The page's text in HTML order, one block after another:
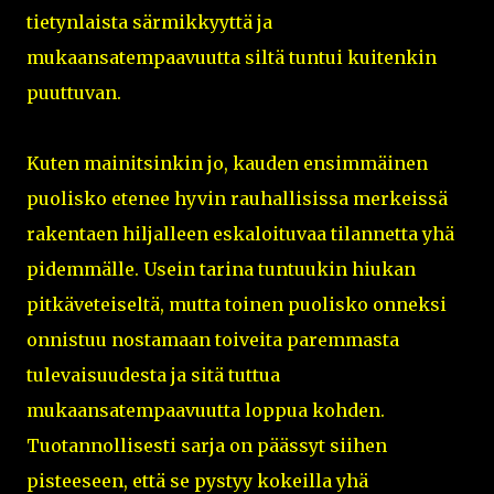
tietynlaista särmikkyyttä ja
mukaansatempaavuutta siltä tuntui kuitenkin
puuttuvan.
Kuten mainitsinkin jo, kauden ensimmäinen
puolisko etenee hyvin rauhallisissa merkeissä
rakentaen hiljalleen eskaloituvaa tilannetta yhä
pidemmälle. Usein tarina tuntuukin hiukan
pitkäveteiseltä, mutta toinen puolisko onneksi
onnistuu nostamaan toiveita paremmasta
tulevaisuudesta ja sitä tuttua
mukaansatempaavuutta loppua kohden.
Tuotannollisesti sarja on päässyt siihen
pisteeseen, että se pystyy kokeilla yhä